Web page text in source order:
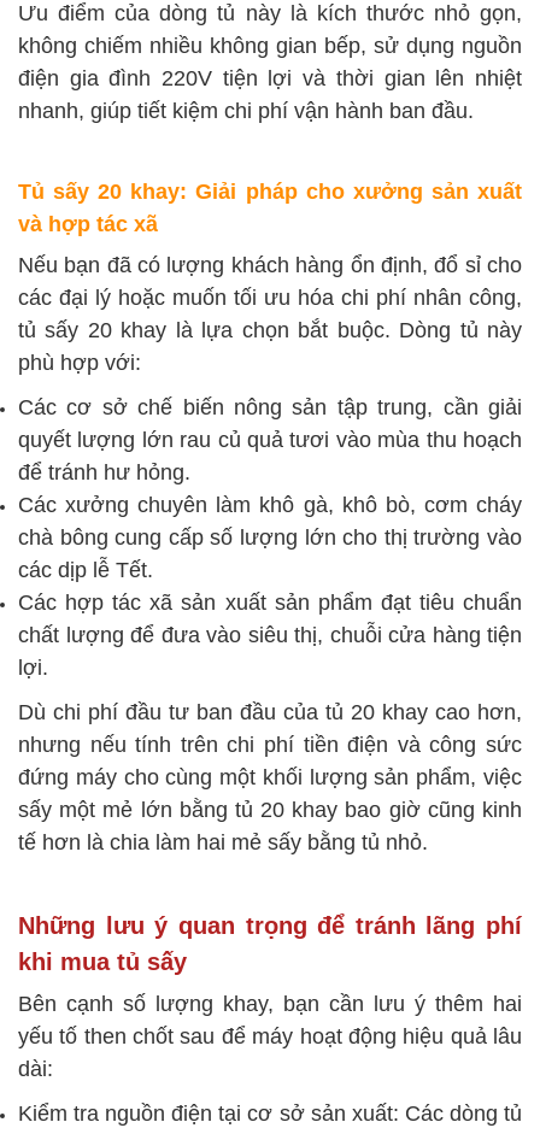
Ưu điểm của dòng tủ này là kích thước nhỏ gọn,
không chiếm nhiều không gian bếp, sử dụng nguồn
điện gia đình 220V tiện lợi và thời gian lên nhiệt
nhanh, giúp tiết kiệm chi phí vận hành ban đầu.
Tủ sấy 20 khay: Giải pháp cho xưởng sản xuất
và hợp tác xã
Nếu bạn đã có lượng khách hàng ổn định, đổ sỉ cho
các đại lý hoặc muốn tối ưu hóa chi phí nhân công,
tủ sấy 20 khay là lựa chọn bắt buộc. Dòng tủ này
phù hợp với:
Các cơ sở chế biến nông sản tập trung, cần giải
quyết lượng lớn rau củ quả tươi vào mùa thu hoạch
để tránh hư hỏng.
Các xưởng chuyên làm khô gà, khô bò, cơm cháy
chà bông cung cấp số lượng lớn cho thị trường vào
các dịp lễ Tết.
Các hợp tác xã sản xuất sản phẩm đạt tiêu chuẩn
chất lượng để đưa vào siêu thị, chuỗi cửa hàng tiện
lợi.
Dù chi phí đầu tư ban đầu của tủ 20 khay cao hơn,
nhưng nếu tính trên chi phí tiền điện và công sức
đứng máy cho cùng một khối lượng sản phẩm, việc
sấy một mẻ lớn bằng tủ 20 khay bao giờ cũng kinh
tế hơn là chia làm hai mẻ sấy bằng tủ nhỏ.
Những lưu ý quan trọng để tránh lãng phí
khi mua tủ sấy
Bên cạnh số lượng khay, bạn cần lưu ý thêm hai
yếu tố then chốt sau để máy hoạt động hiệu quả lâu
dài:
Kiểm tra nguồn điện tại cơ sở sản xuất: Các dòng tủ